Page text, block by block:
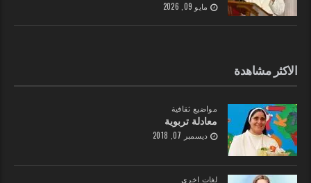
مايو 09, 2026
الاكثر مشاهدة
مواضيع ثقافية
معادلة تربوية
ديسمبر 07, 2018
لغات اخرى